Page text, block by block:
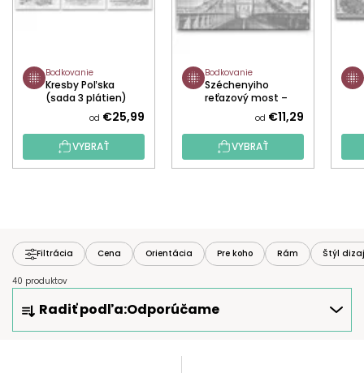
Bodkovanie
Kresby Poľska
(sada 3 plátien)
od €25,99
VYBRAŤ
Bodkovanie
Széchenyiho
reťazový most –
od €11,29
VYBRAŤ
Filtrácia Cena Orientácia Pre koho Rám Štýl
40 produktov
D
Radiť podľa:Odporúčame